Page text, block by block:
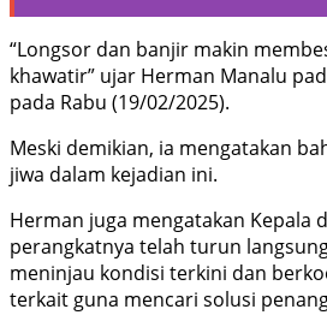
“Longsor dan banjir makin
khawatir” ujar Herman Manalu
pada Rabu (19/02/2025).
Meski demikian, ia mengatakan
jiwa dalam kejadian ini.
Herman juga mengatakan Kepala
perangkatnya telah turun
meninjau kondisi terkini dan
terkait guna mencari solusi